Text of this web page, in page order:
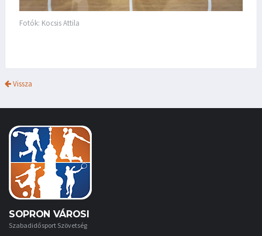
Fotók: Kocsis Attila
Vissza
SOPRON VÁROSI
Szabadidősport Szövetség